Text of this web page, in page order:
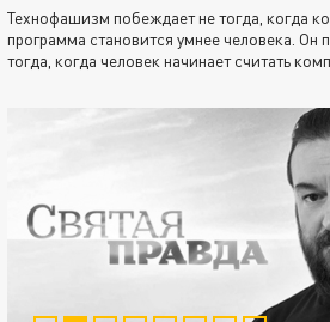
Технофашизм побеждает не тогда, когда
программа становится умнее человека. Он
тогда, когда человек начинает считать